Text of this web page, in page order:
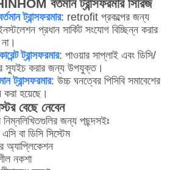
বর্তমান ট্রান্সফরমার সিরিজ
ট্রান্সফরমার: retrofit প্রকল্পের জন্য
প্রধান সার্কিট সংযোগ বিচ্ছিন্ন করার
ট্রান্সফরমার: পাওয়ার সাপ্লাই এবং ডিসি/
স্যুইচ করার জন্য উপযুক্ত।
ট্রান্সফরমার: উচ্চ ঘনত্বের পিসিবি সমাবেশের
হয়েছে।
বেছে নেবেন
নিম্নলিখিতগুলির জন্য পছন্দসইঃ
বা ডিসি সিস্টেম
অ্যাপ্লিকেশন
নকশা